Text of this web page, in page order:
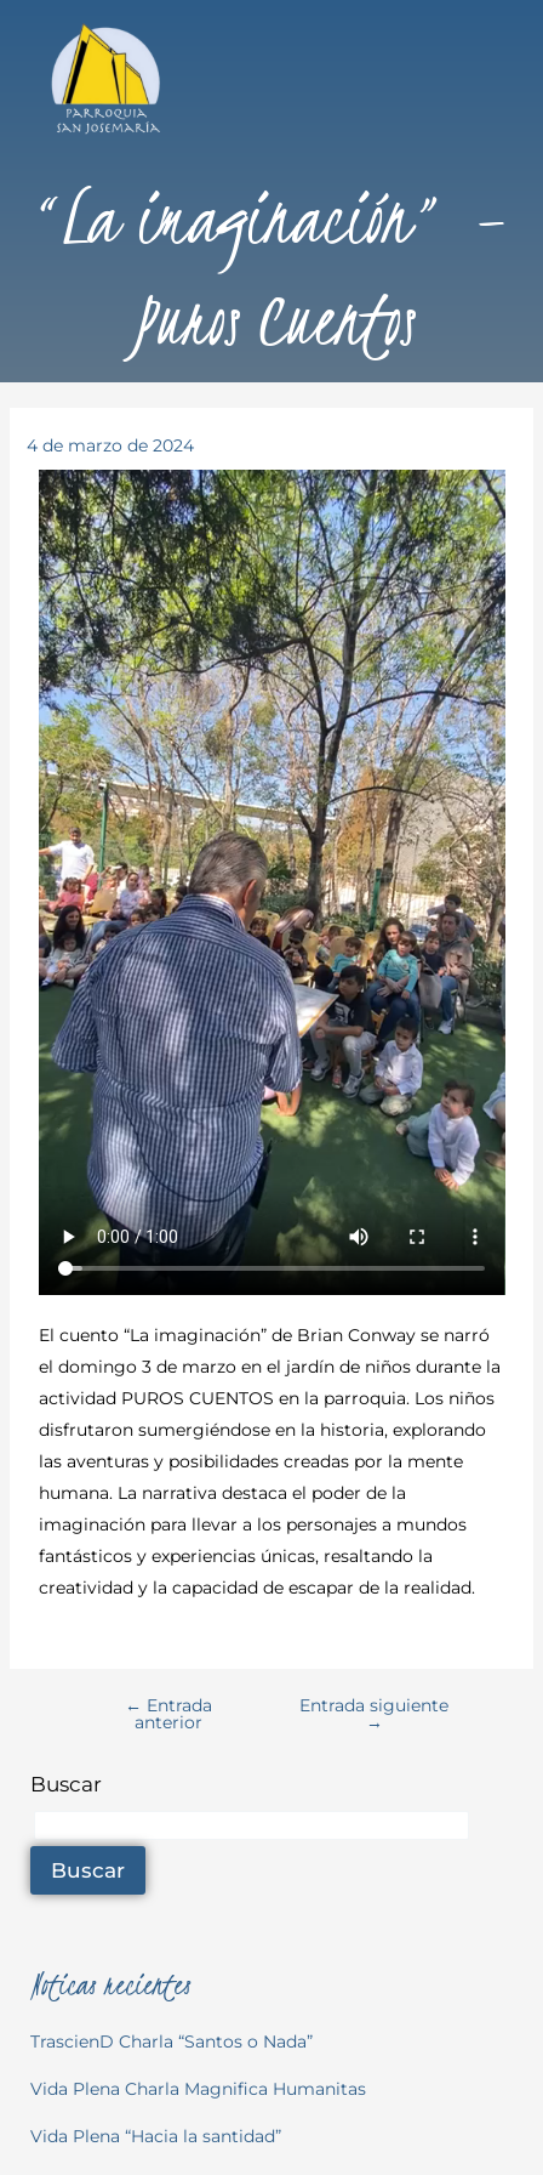
“La imaginación” –
Puros Cuentos
4 de marzo de 2024
El cuento “La imaginación” de Brian Conway se narró
el domingo 3 de marzo en el jardín de niños durante la
actividad PUROS CUENTOS en la parroquia. Los niños
disfrutaron sumergiéndose en la historia, explorando
las aventuras y posibilidades creadas por la mente
humana. La narrativa destaca el poder de la
imaginación para llevar a los personajes a mundos
fantásticos y experiencias únicas, resaltando la
creatividad y la capacidad de escapar de la realidad.
← Entrada
anterior
Entrada siguiente
→
Buscar
Buscar
Noticas recientes
TrascienD Charla “Santos o Nada”
Vida Plena Charla Magnifica Humanitas
Vida Plena “Hacia la santidad”